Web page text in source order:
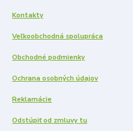
Kontakty
Veľkoobchodná spolupráca
Obchodné podmienky
Ochrana osobných údajov
Reklamácie
Odstúpiť od zmluvy tu